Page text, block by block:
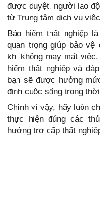
được duyệt, người lao
từ Trung tâm dịch vụ
Bảo hiểm thất nghiệp
quan trọng giúp bảo
khi không may mất
hiểm thất nghiệp và
bạn sẽ được hưởng
định cuộc sống trong
Chính vì vậy, hãy luôn
thực hiện đúng các
hưởng trợ cấp thất